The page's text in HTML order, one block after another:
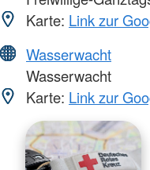
Karte: Link zur
Wasserwacht
Wasserwacht
Karte: Link zur